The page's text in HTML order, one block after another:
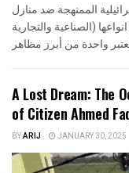
الإسرائيلية الممنهجة ضد منازل
(الصناعية والتجارية
A Lost Dream: The
of Citizen Ahmed
BYARIJ JANUARY 30, 2025